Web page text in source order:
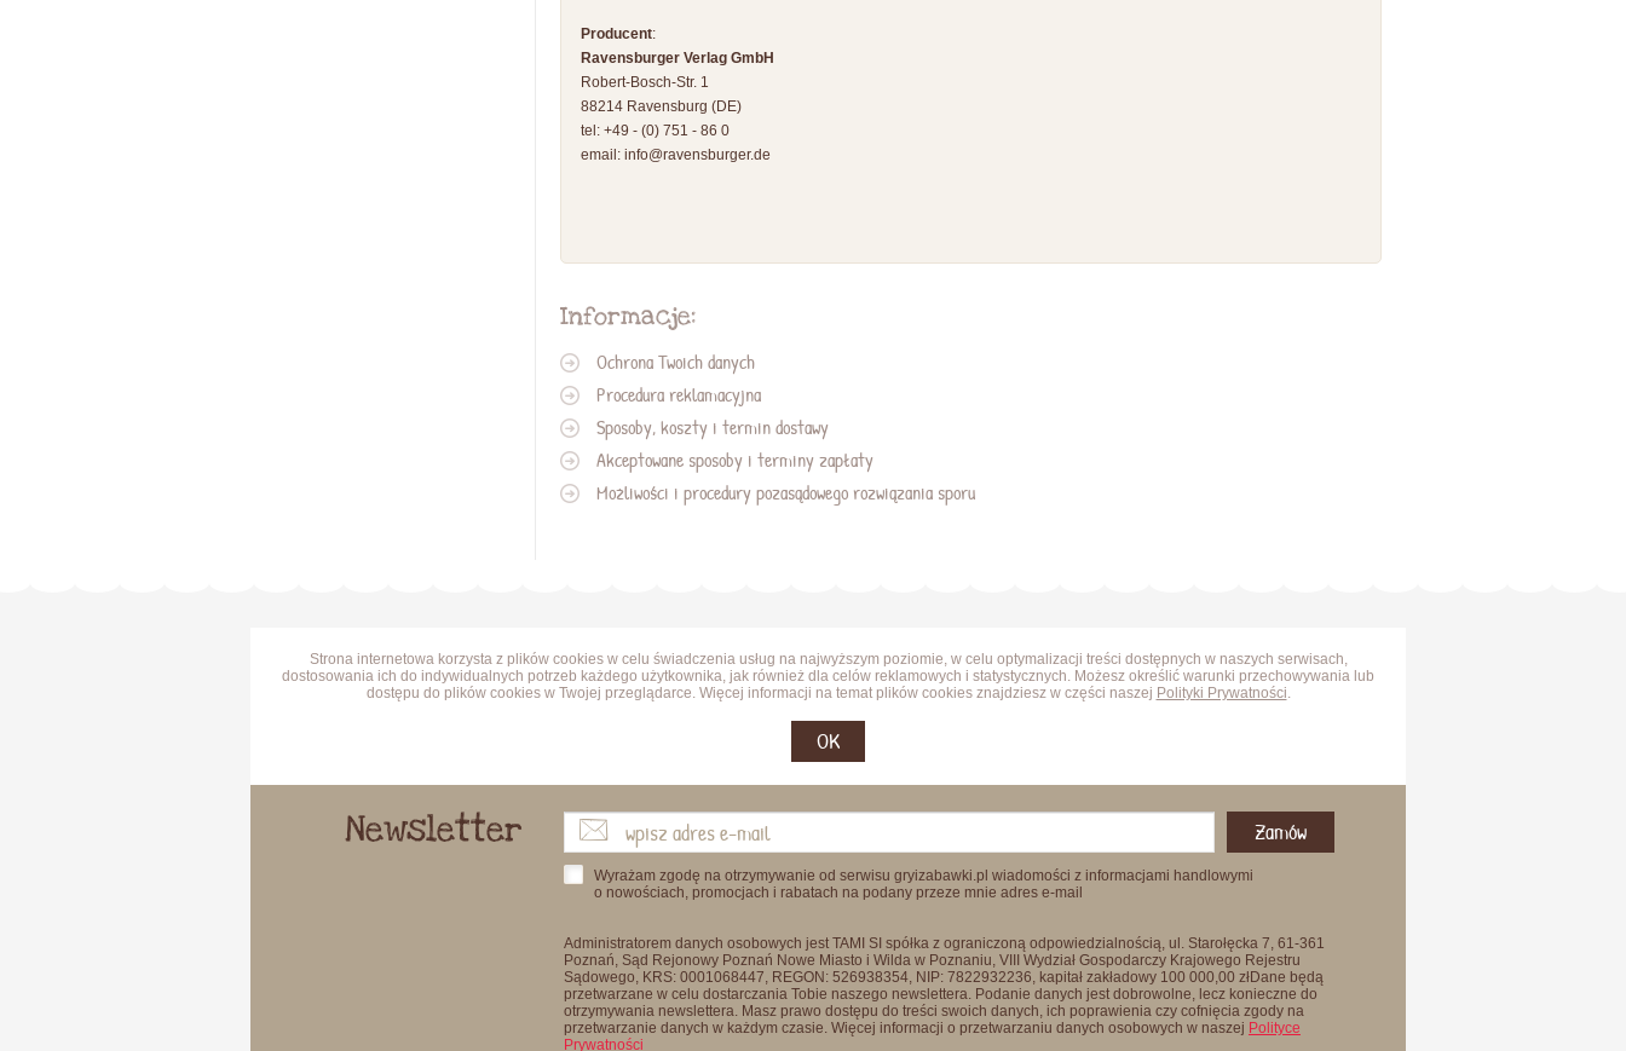
Producent:
Ravensburger Verlag GmbH
Robert-Bosch-Str. 1
88214 Ravensburg (DE)
tel: +49 - (0) 751 - 86 0
email: info@ravensburger.de
Informacje:
Ochrona Twoich danych
Procedura reklamacyjna
Sposoby, koszty i termin dostawy
Akceptowane sposoby i terminy zapłaty
Możliwości i procedury pozasądowego rozwiązania sporu
Strona internetowa korzysta z plików cookies w celu świadczenia usług na najwyższym poziomie, w celu optymalizacji treści dostępnych w naszych serwisach,
dostosowania ich do indywidualnych potrzeb każdego użytkownika, jak również dla celów reklamowych i statystycznych. Możesz określić warunki przechowywania lub
dostępu do plików cookies w Twojej przeglądarce. Więcej informacji na temat plików cookies znajdziesz w części naszej Polityki Prywatności
OK
Newsletter Zamów
Wyrażam zgodę na otrzymywanie od serwisu gryizabawki.pl wiadomości z informacjami handlowymi
o nowościach, promocjach i rabatach na podany przeze mnie adres e-mail
Administratorem danych osobowych jest TAMI SI spółka z ograniczoną odpowiedzialnością, ul. Starołęcka 7, 61-361
Poznań, Sąd Rejonowy Poznań Nowe Miasto i Wilda w Poznaniu, VIII Wydział Gospodarczy Krajowego Rejestru
Sądowego, KRS: 0001068447, REGON: 526938354, NIP: 7822932236, kapitał zakładowy 100 000,00 złDane będą
przetwarzane w celu dostarczania Tobie naszego newslettera. Podanie danych jest dobrowolne, lecz konieczne do
otrzymywania newslettera. Masz prawo dostępu do treści swoich danych, ich poprawienia czy cofnięcia zgody na
przetwarzanie danych w każdym czasie. Więcej informacji o przetwarzaniu danych osobowych w naszej Polityce
Prywatności